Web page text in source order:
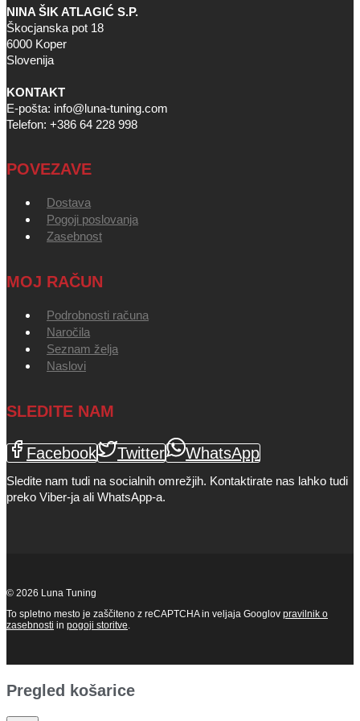
NINA ŠIK ATLAGIĆ S.P.
Škocjanska pot 18
6000 Koper
Slovenija
KONTAKT
E-pošta: info@luna-tuning.com
Telefon: +386 64 228 998
POVEZAVE
Dostava
Pogoji poslovanja
Zasebnost
MOJ RAČUN
Podrobnosti računa
Naročila
Seznam želja
Naslovi
SLEDITE NAM
Facebook Twitter WhatsApp
Sledite nam tudi na socialnih omrežjih. Kontaktirate nas lahko tudi
preko Viber-ja ali WhatsApp-a.
© 2026 Luna Tuning
To spletno mesto je zaščiteno z reCAPTCHA in veljaja Googlov pravilnik o
zasebnosti in pogoji storitve.
Pregled košarice